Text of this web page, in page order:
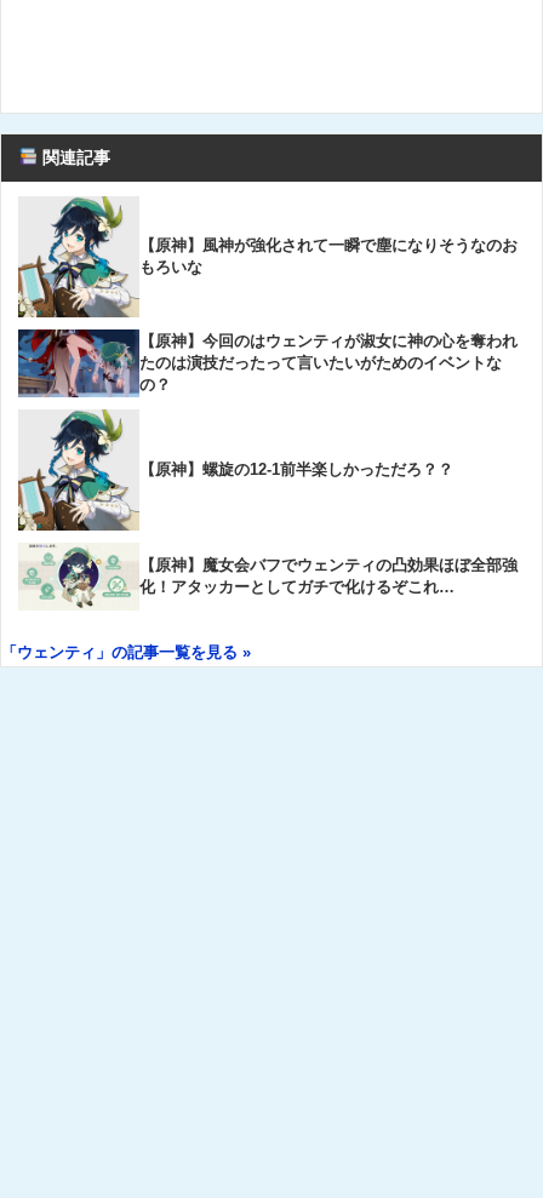
関連記事
【原神】風神が強化されて一瞬で塵になりそうなのお
もろいな
【原神】今回のはウェンティが淑女に神の心を奪われ
たのは演技だったって言いたいがためのイベントな
の？
【原神】螺旋の12-1前半楽しかっただろ？？
【原神】魔女会バフでウェンティの凸効果ほぼ全部強
化！アタッカーとしてガチで化けるぞこれ…
「ウェンティ」の記事一覧を見る »